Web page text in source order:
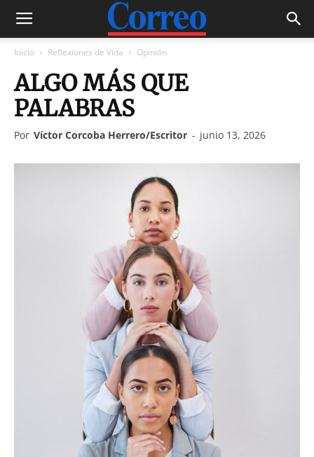
Inicio Reflexiones de Vida Opinión
ALGO MÁS QUE
PALABRAS
Por Víctor Corcoba Herrero/Escritor - junio 13, 2026